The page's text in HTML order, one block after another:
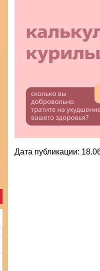
Дата публикации: